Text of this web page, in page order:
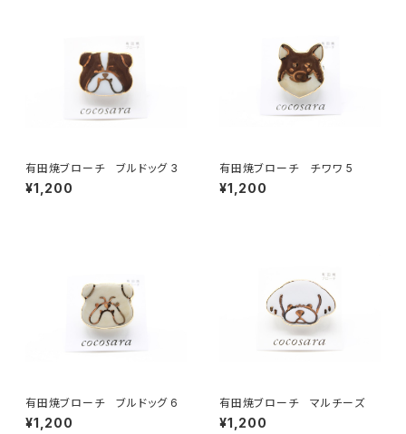
有田焼ブローチ ブルドッグ 3
¥1,200
有田焼ブローチ チワワ 5
¥1,200
有田焼ブローチ ブルドッグ 6
¥1,200
有田焼ブローチ マルチーズ
¥1,200